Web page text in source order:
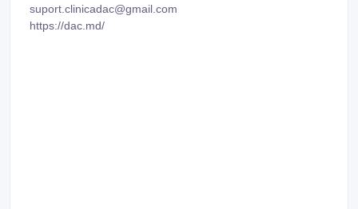
suport.clinicadac@gmail.com
https://dac.md/